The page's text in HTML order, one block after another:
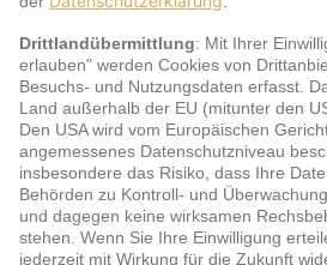
jö Bonus Club Partner
Zahlungsarten & Sicherheit